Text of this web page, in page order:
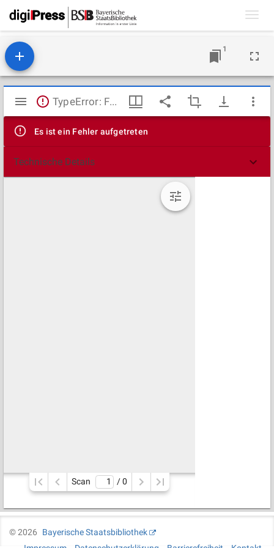
1
Mirador
Viewer
TypeError: Failed to fetch
Es ist ein Fehler aufgetreten
Technische Details
Scan / 0
©2026
Bayerische Staatsbibliothek